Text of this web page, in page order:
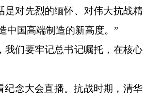
是对先烈的缅怀、对伟大抗战精
中国高端制造的新高度。”
我们要牢记总书记嘱托，在核心
念大会直播。抗战时期，清华